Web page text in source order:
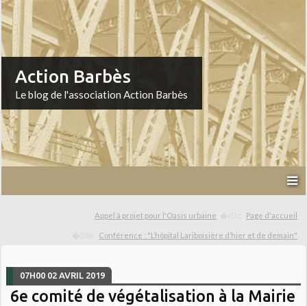
Action Barbès
Le blog de l'association Action Barbès
Appel à projet pour l'Oasis urbaine Page d'accueil
Conférence : "L’hôpital Lariboisière d’hier et de demain"
07H00 02 AVRIL 2019
6e comité de végétalisation à la Mairie